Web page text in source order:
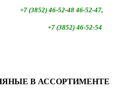
+7 (3852) 46-52-48 46-52-47,
+7 (3852) 46-52-54
В АССОРТИМЕНТЕ